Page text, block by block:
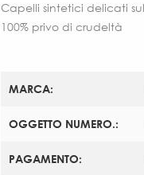
Capelli sintetici delicati
100% privo di crudeltà
MARCA:
OGGETTO NUMERO.:
PAGAMENTO: